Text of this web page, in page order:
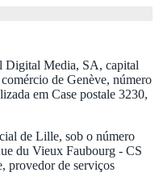
Digital Media, SA, capital
de Genève, número
em Case postale 3230,
de Lille, sob o número
du Vieux Faubourg - CS
provedor de serviços